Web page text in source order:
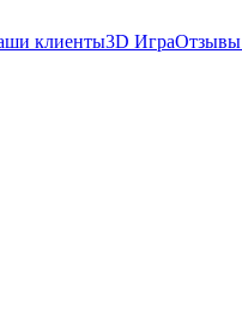
клиенты3D ИграОтзывы